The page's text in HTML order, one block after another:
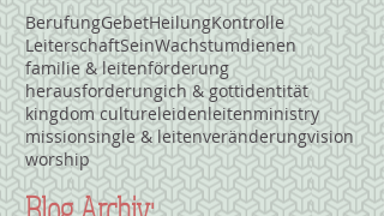
BerufungGebetHeilungKontrolle
LeiterschaftSeinWachstumdienen
familie & leitenförderung
herausforderungich & gottidentität
kingdom cultureleidenleitenministry
missionsingle & leitenveränderungvision
worship